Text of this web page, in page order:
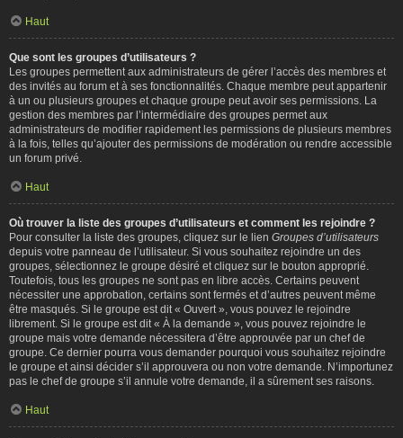
Haut
Que sont les groupes d’utilisateurs ?
Les groupes permettent aux administrateurs de gérer l’accès des membres et
des invités au forum et à ses fonctionnalités. Chaque membre peut appartenir
à un ou plusieurs groupes et chaque groupe peut avoir ses permissions. La
gestion des membres par l’intermédiaire des groupes permet aux
administrateurs de modifier rapidement les permissions de plusieurs membres
à la fois, telles qu’ajouter des permissions de modération ou rendre accessible
un forum privé.
Haut
Où trouver la liste des groupes d’utilisateurs et comment les rejoindre ?
Pour consulter la liste des groupes, cliquez sur le lien Groupes d’utilisateurs
depuis votre panneau de l’utilisateur. Si vous souhaitez rejoindre un des
groupes, sélectionnez le groupe désiré et cliquez sur le bouton approprié.
Toutefois, tous les groupes ne sont pas en libre accès. Certains peuvent
nécessiter une approbation, certains sont fermés et d’autres peuvent même
être masqués. Si le groupe est dit « Ouvert », vous pouvez le rejoindre
librement. Si le groupe est dit « À la demande », vous pouvez rejoindre le
groupe mais votre demande nécessitera d’être approuvée par un chef de
groupe. Ce dernier pourra vous demander pourquoi vous souhaitez rejoindre
le groupe et ainsi décider s’il approuvera ou non votre demande. N’importunez
pas le chef de groupe s’il annule votre demande, il a sûrement ses raisons.
Haut